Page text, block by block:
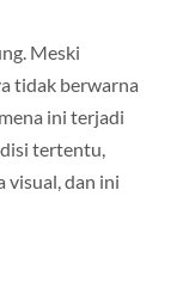
Meski
tidak berwarna
ini terjadi
tertentu,
visual, dan ini